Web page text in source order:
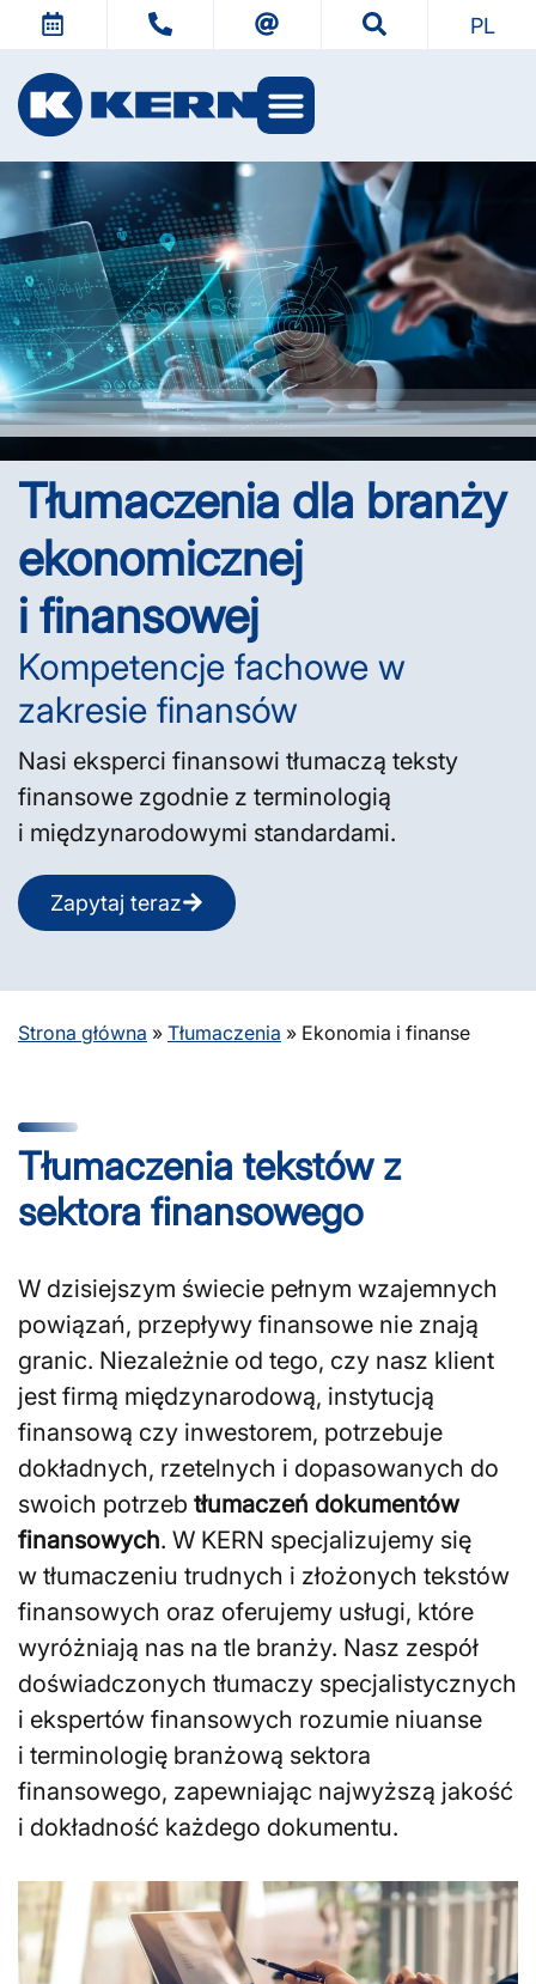
PL
Tłumaczenia dla branży
ekonomicznej
i finansowej
Kompetencje fachowe w
zakresie finansów
Nasi eksperci finansowi tłumaczą teksty
finansowe zgodnie z terminologią
i międzynarodowymi standardami.
Zapytaj teraz
Strona główna » Tłumaczenia » Ekonomia i finanse
Tłumaczenia tekstów z
sektora finansowego
W dzisiejszym świecie pełnym wzajemnych
powiązań, przepływy finansowe nie znają
granic. Niezależnie od tego, czy nasz klient
jest firmą międzynarodową, instytucją
finansową czy inwestorem, potrzebuje
dokładnych, rzetelnych i dopasowanych do
swoich potrzeb tłumaczeń dokumentów
finansowych. W KERN specjalizujemy się
w tłumaczeniu trudnych i złożonych tekstów
finansowych oraz oferujemy usługi, które
wyróżniają nas na tle branży. Nasz zespół
doświadczonych tłumaczy specjalistycznych
i ekspertów finansowych rozumie niuanse
i terminologię branżową sektora
finansowego, zapewniając najwyższą jakość
i dokładność każdego dokumentu.